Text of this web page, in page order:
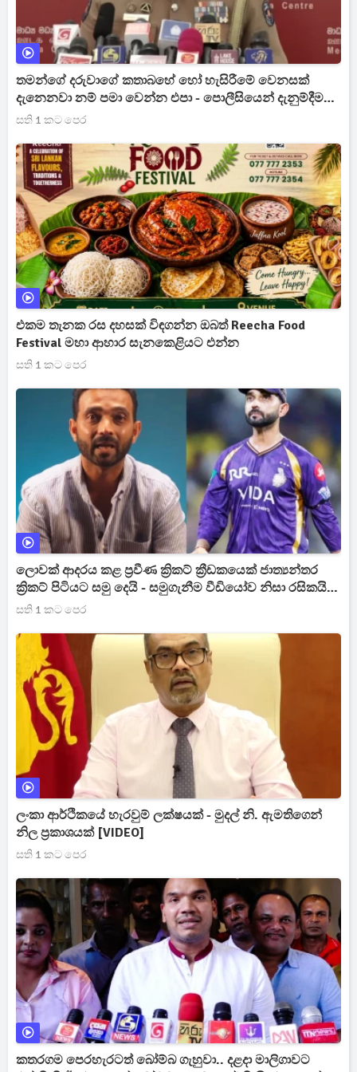
තමන්ගේ දරුවාගේ කතාබහේ හෝ හැසිරීමේ වෙනසක්
දැනෙනවා නම් පමා වෙන්න එපා - පොලීසියෙන් දැනුම්දීමක්
[VIDEO]
සති 1 කට පෙර
එකම තැනක රස දහසක් විඳගන්න ඔබත් Reecha Food
Festival මහා ආහාර සැනකෙළියට එන්න
සති 1 කට පෙර
ලොවක් ආදරය කළ ප්‍රවීණ ක්‍රිකට් ක්‍රීඩකයෙක් ජාත්‍යන්තර
ක්‍රිකට් පිටි‍යට සමු දෙයි - සමුගැනීම වීඩියෝව නිසා රසිකයින්
සංවේදී වෙයි [VIDEO]
සති 1 කට පෙර
ලංකා ආර්ථිකයේ හැරවුම් ලක්ෂයක් - මුදල් නි. ඇමතිගෙන්
නිල ප්‍රකාශයක් [VIDEO]
සති 1 කට පෙර
කතරගම පෙරහැරටත් බෝම්බ ගැහුවා.. දළදා මාලිගාවට